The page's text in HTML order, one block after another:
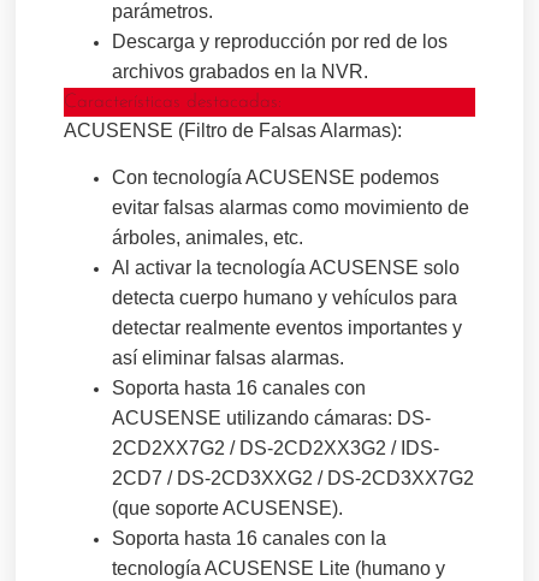
parámetros.
Descarga y reproducción por red de los
archivos grabados en la NVR.
Características destacadas:
ACUSENSE (Filtro de Falsas Alarmas):
Con tecnología ACUSENSE podemos
evitar falsas alarmas como movimiento de
árboles, animales, etc.
Al activar la tecnología ACUSENSE solo
detecta cuerpo humano y vehículos para
detectar realmente eventos importantes y
así eliminar falsas alarmas.
Soporta hasta 16 canales con
ACUSENSE utilizando cámaras: DS-
2CD2XX7G2 / DS-2CD2XX3G2 / IDS-
2CD7 / DS-2CD3XXG2 / DS-2CD3XX7G2
(que soporte ACUSENSE).
Soporta hasta 16 canales con la
tecnología ACUSENSE Lite (humano y